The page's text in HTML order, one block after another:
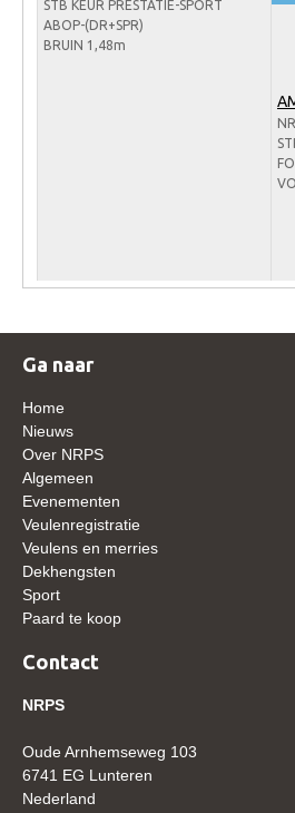
Fokkerij informatie
Informatie veulen registratie
WBSFH
Dekhengsten
Hengstenselectie
Informatie Hengstenkeuring
Verrichtingsonderzoek NRPS
Verrichtingsonderzoek 2022-
STB KEUR PRESTATIE-SPORT
ABOP-(DR+SPR)
BRUIN 1,48m
Ga naar
Home
Nieuws
Over NRPS
Algemeen
Evenementen
Veulenregistratie
Veulens en merries
Dekhengsten
Sport
Paard te koop
Contact
NRPS
Oude Arnhemseweg 103
6741 EG Lunteren
Nederland